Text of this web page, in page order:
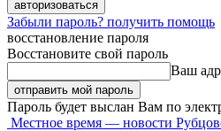
Забыли пароль? получить помощь
восстановление пароля
Восстановите свой пароль
Ваш
Пароль будет выслан Вам по
Местное время — новости